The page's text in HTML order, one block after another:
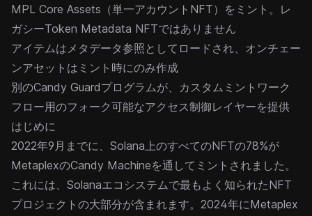
MPL Core Assets （単一アカウントNFT）をミント。レ
ガシーToken Metadata NFTではありません
アイテムはメタデータ参照としてロードされ、オンチェー
ンアセットはミント時にのみ作成
別のCandy Guardプログラムが、カスタムミントワーク
フロー用のフォーク可能なアクセス制御レイヤーを提供
はじめに
2022年9月までに、Solana上のすべてのNFTの78%が
MetaplexのCandy Machineを通してミントされました。
これには、Solanaエコシステムで最もよく知られたNFT
プロジェクトの大部分が含まれます。2024年にMetaplex